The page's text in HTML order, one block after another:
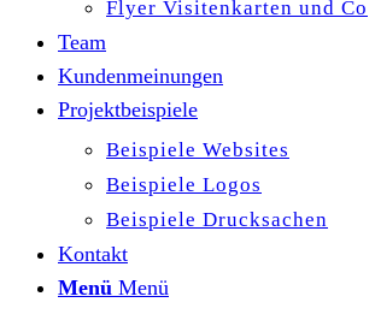
Flyer Visitenkarten und Co
Team
Kundenmeinungen
Projektbeispiele
Beispiele Websites
Beispiele Logos
Beispiele Drucksachen
Kontakt
Menü Menü